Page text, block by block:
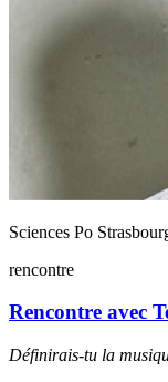
Sciences Po
rencontre
Rencontre avec
Définirais-tu la